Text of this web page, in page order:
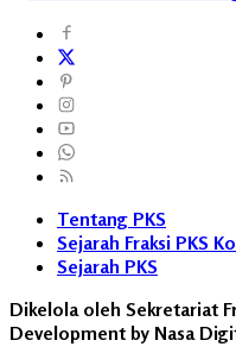
Tentang PKS
Sejarah Fraksi PKS
Sejarah PKS
Dikelola oleh Sekretariat
Development by Nasa